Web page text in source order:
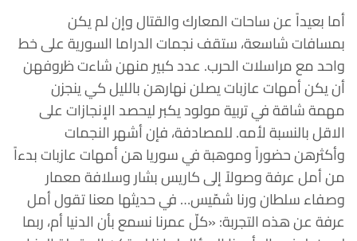
أما بعيداً عن ساحات المعارك والقتال وإن لم يكن
بمسافات شاسعة، ستقف نجمات الدراما السورية على خط
واحد مع مراسلات الحرب. عدد كبير منهن شاءت ظروفهن
أن يكن أمهات عازبات يصلن نهارهن بالليل كي ينجزن
مهمة شاقة في تربية مولود يكبر ليحصد الإنجازات على
الاقل بالنسبة لأمه. للمصادفة، فإن أشهر النجمات
وأكثرهن حضوراً وموهبة في سوريا هن أمهات عازبات بدءاً
من أمل عرفة وصولاً إلى كاريس بشار وسلافة معمار
وصفاء سلطان ورنا شمّيس… في حديثها معنا تقول أمل
عرفة عن هذه التجربة: «كلّ عمرنا نسمع بأن الدنيا أم، ربما